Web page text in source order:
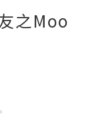
之Moo